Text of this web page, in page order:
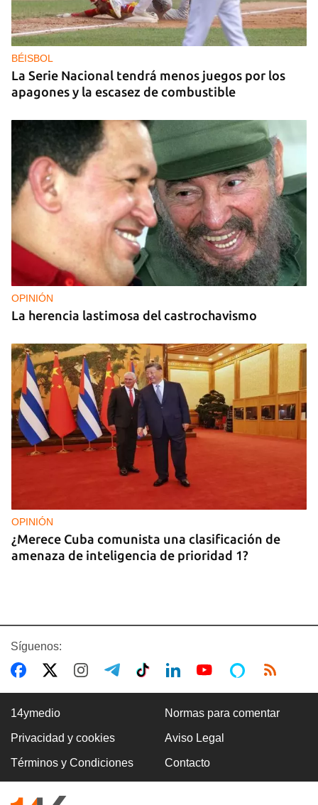
GAS
Los puntos de ProGas vuelven a cerrar en La
Habana tras agotarse las balitas de gas en
dólares
BÉISBOL
La Serie Nacional tendrá menos juegos por los
apagones y la escasez de combustible
OPINIÓN
La herencia lastimosa del castrochavismo
OPINIÓN
¿Merece Cuba comunista una clasificación de
amenaza de inteligencia de prioridad 1?
EE UU
El Senado confirma a Todd Blanche, ex abogado
de Trump, como nuevo fiscal general de EE UU
Síguenos:
14ymedio Normas para comentar
Privacidad y cookies Aviso Legal
Términos y Condiciones Contacto